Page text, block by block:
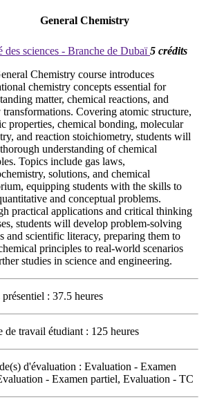
General Chemistry
des sciences - Branche de Dubaï5 crédits
Chemistry course introduces
chemistry concepts essential for
matter, chemical reactions, and
transformations. Covering atomic structure,
properties, chemical bonding, molecular
and reaction stoichiometry, students will
understanding of chemical
Topics include gas laws,
solutions, and chemical
equipping students with the skills to
and conceptual problems.
practical applications and critical thinking
students will develop problem-solving
and scientific literacy, preparing them to
principles to real-world scenarios
studies in science and engineering.
présentiel : 37.5 heures
de travail étudiant : 125 heures
d'évaluation : Evaluation - Examen
- Examen partiel, Evaluation - TC